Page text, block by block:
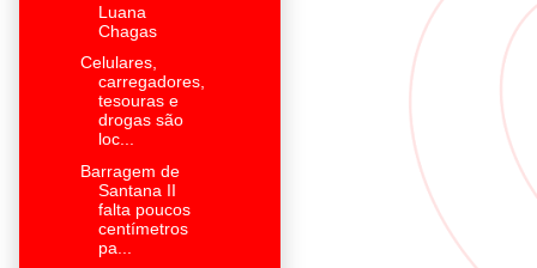
Luana
Chagas
Celulares,
carregadores,
tesouras e
drogas são
loc...
Barragem de
Santana II
falta poucos
centímetros
pa...